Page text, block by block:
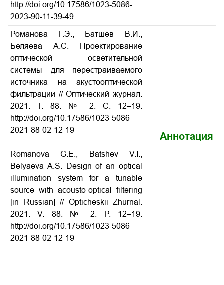
http://doi.org/10.17586/1023-5086-
2023-90-11-39-49
Романова Г.Э., Батшев В.И.,
Беляева А.С. Проектирование
оптической осветительной
системы для перестраиваемого
источника на акустооптической
фильтрации // Оптический журнал.
2021. Т. 88. № 2. С. 12–19.
http://doi.org/10.17586/1023-5086-
2021-88-02-12-19
Romanova G.E., Batshev V.I.,
Belyaeva A.S. Design of an optical
illumination system for a tunable
source with acousto-optical filtering
[in Russian] // Opticheskii Zhurnal.
2021. V. 88. № 2. P. 12–19.
http://doi.org/10.17586/1023-5086-
2021-88-02-12-19
Аннотация